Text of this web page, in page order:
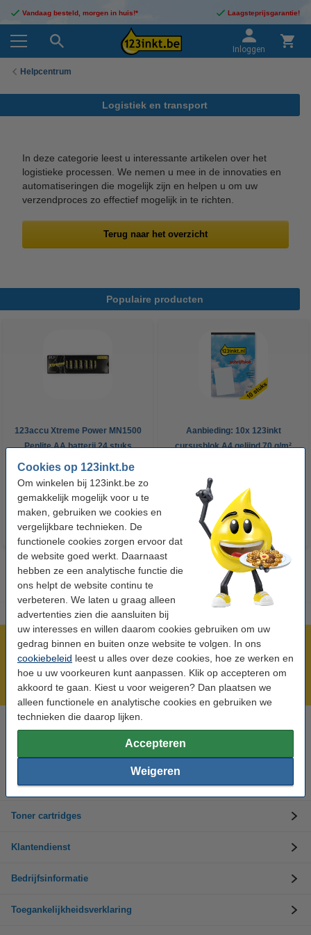
Cookies op 123inkt.be
Om winkelen bij 123inkt.be zo
gemakkelijk mogelijk voor u te
maken, gebruiken we cookies en
vergelijkbare technieken. De
functionele cookies zorgen ervoor dat
de website goed werkt. Daarnaast
hebben ze een analytische functie die
ons helpt de website continu te
verbeteren. We laten u graag alleen
advertenties zien die aansluiten bij
uw interesses en willen daarom cookies gebruiken om uw
gedrag binnen en buiten onze website te volgen. In ons
cookiebeleid leest u alles over deze cookies, hoe ze werken en
hoe u uw voorkeuren kunt aanpassen. Klik op accepteren om
akkoord te gaan. Kiest u voor weigeren? Dan plaatsen we
alleen functionele en analytische cookies en gebruiken we
technieken die daarop lijken.
Accepteren
Weigeren
Vandaag besteld, morgen in huis!* Laagsteprijsgarantie!
Inloggen
Helpcentrum
Logistiek en transport
In deze categorie leest u interessante artikelen over het
logistieke processen. We nemen u mee in de innovaties en
automatiseringen die mogelijk zijn en helpen u om uw
verzendproces zo effectief mogelijk in te richten.
Terug naar het overzicht
Populaire producten
123accu Xtreme Power MN1500
Penlite AA batterij 24 stuks
€ 14,95 Incl. 21% btw
Aanbieding: 10x 123inkt
cursusblok A4 gelijnd 70 g/m²
€ 26,55
Meer dan 5 miljoen klanten!
Voor 22.00 uur besteld, morgen in huis!
Laagsteprijsgarantie!
Hulp nodig? Bel ons op +32 (0)9 39 64 123
Op werkdagen van 8.30 tot 17 uur
Inktpatronen
Toner cartridges
Klantendienst
Bedrijfsinformatie
Toegankelijkheidsverklaring